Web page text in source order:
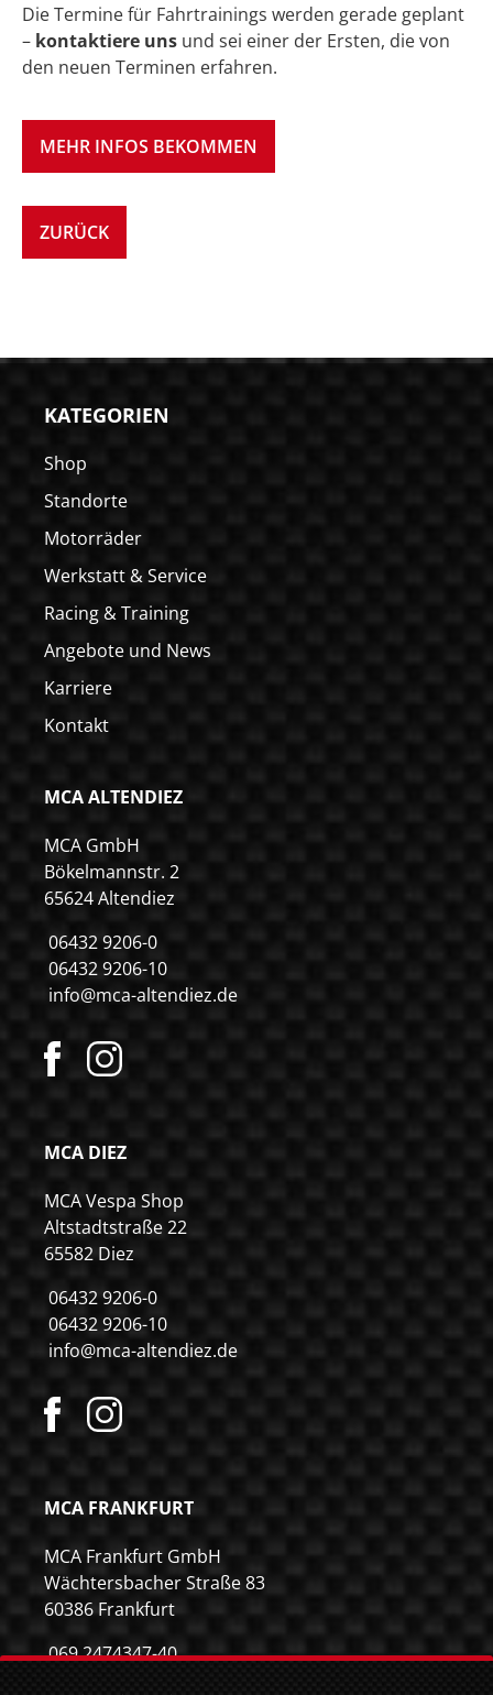
Die Termine für Fahrtrainings werden gerade geplant
– kontaktiere uns und sei einer der Ersten, die von
den neuen Terminen erfahren.
MEHR INFOS BEKOMMEN
ZURÜCK
KATEGORIEN
Shop
Standorte
Motorräder
Werkstatt & Service
Racing & Training
Angebote und News
Karriere
Kontakt
MCA ALTENDIEZ
MCA GmbH
Bökelmannstr. 2
65624 Altendiez
06432 9206-0
06432 9206-10
info@mca-altendiez.de
MCA DIEZ
MCA Vespa Shop
Altstadtstraße 22
65582 Diez
06432 9206-0
06432 9206-10
info@mca-altendiez.de
MCA FRANKFURT
MCA Frankfurt GmbH
Wächtersbacher Straße 83
60386 Frankfurt
069 2474347-40